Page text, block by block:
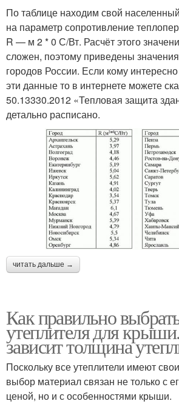
По таблице находим свой
на параметр сопротивление
R — м 2 * 0 С/Вт. Расчёт этого
сложен, поэтому приведены
городов России. Если кому
эти данные то в интернете можете
50.13330.2012 «Тепловая защита
детально расписано.
читать дальше →
Как правильно
утеплителя для
зависит толщина
Поскольку все утеплители имеют
выбор материал связан не только с
ценой, но и с особенностями крыши.